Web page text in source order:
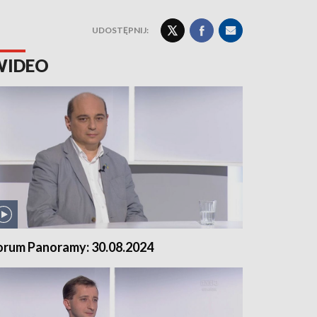
UDOSTĘPNIJ:
Panoramy: 30.08.2024